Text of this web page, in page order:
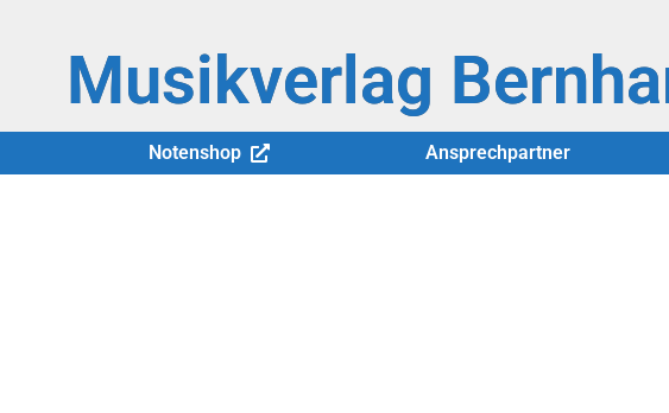
Musikverlag
Notenshop Ansprechpartner